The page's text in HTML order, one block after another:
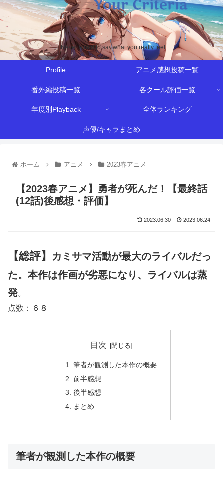
Never afraid to say what you really feel.
Profile アニメ感想投稿一覧
番外編投稿一覧 各クール評価一覧
年度別Playback 全体ランキング
声優/キャラまとめ
ホーム アニメ 2023春アニメ
【2023春アニメ】勇者が死んだ！【最終話
(12話)後感想・評価】
2023.06.30 2023.06.24
【総評】
カミサマ活動が最大のライバルだっ
た。 本作は作画が劣悪になり、ライバルは蒸
発。
点数：６８
目次
筆者が観測した本作の概要
前半感想
後半感想
まとめ
筆者が観測した本作の概要